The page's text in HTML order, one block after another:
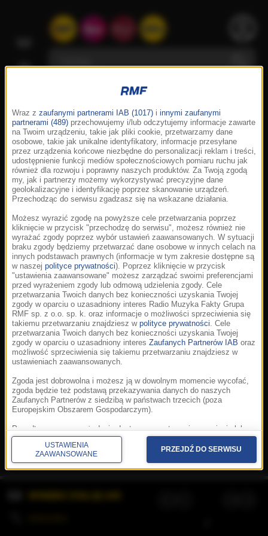
Korzystanie z portalu oznacza akceptację
Prywatność.Aplikacje.© 2026 Radio Muzyka
Fakty Grupa RMF sp. z o.o. sp. k.
Wraz z zaufanymi partnerami IAB (1017) i innymi zaufanymi
partnerami (489) przechowujemy i/lub odczytujemy informacje zawarte
na Twoim urządzeniu, takie jak pliki cookie, przetwarzamy dane
osobowe, takie jak unikalne identyfikatory, informacje przesyłane
przez urządzenia końcowe niezbędne do personalizacji reklam i treści,
udostępnienie funkcji mediów społecznościowych pomiaru ruchu jak
również dla rozwoju i poprawny naszych produktów. Za Twoją zgodą
my, jak i partnerzy możemy wykorzystywać precyzyjne dane
geolokalizacyjne i identyfikację poprzez skanowanie urządzeń.
Przechodząc do serwisu zgadzasz się na wskazane działania.
Możesz wyrazić zgodę na powyższe cele przetwarzania poprzez
kliknięcie w przycisk "przechodzę do serwisu", możesz również nie
wyrażać zgody poprzez wybór ustawień zaawansowanych. W sytuacji
braku zgody będziemy przetwarzać dane osobowe w innych celach na
innych podstawach prawnych (informacje w tym zakresie dostępne są
w naszej polityce prywatności). Poprzez kliknięcie w przycisk
"ustawienia zaawansowane" możesz zarządzać swoimi preferencjami
przed wyrażeniem zgody lub odmową udzielenia zgody. Cele
przetwarzania Twoich danych bez konieczności uzyskania Twojej
zgody w oparciu o uzasadniony interes Radio Muzyka Fakty Grupa
RMF sp. z o.o. sp. k. oraz informacje o możliwości sprzeciwienia się
takiemu przetwarzaniu znajdziesz w polityce prywatności. Cele
przetwarzania Twoich danych bez konieczności uzyskania Twojej
zgody w oparciu o uzasadniony interes Zaufanych Partnerów IAB oraz
możliwość sprzeciwienia się takiemu przetwarzaniu znajdziesz w
ustawieniach zaawansowanych.
Zgoda jest dobrowolna i możesz ją w dowolnym momencie wycofać,
zgoda będzie też podstawą przekazywania danych do naszych
Zaufanych Partnerów z siedzibą w państwach trzecich (poza
Europejskim Obszarem Gospodarczym).
Ponadto masz prawo żądania dostępu, sprostowania, usunięcia lub
ograniczenia przetwarzania danych, a także złożenia skargi do
Prezesa Urzędu Ochrony Danych Osobowych. W polityce prywatności
znajdziesz informacje jak wykonać swoje prawa. Szczegółowe
informacje na temat przetwarzania Twoich danych znajdują się w
USTAWIENIA
ZAAWANSOWANE
PRZEJDŹ DO SERWISU